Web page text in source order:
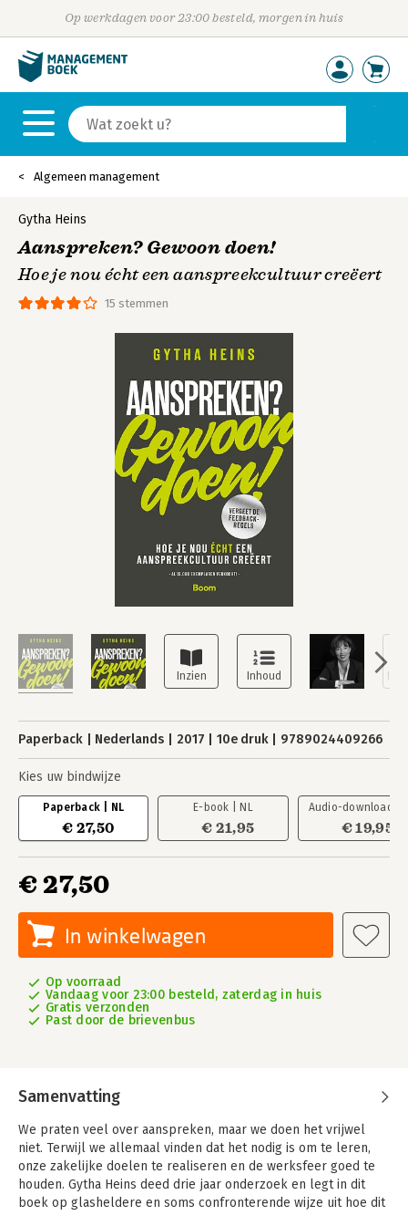
Op werkdagen voor 23:00 besteld, morgen in huis
Algemeen management
15 stemmen
Gytha Heins
Aanspreken? Gewoon doen!
Hoe je nou écht een aanspreekcultuur creëert
Paperback Nederlands 2017 10e druk 9789024409266
Kies uw bindwijze
Paperback | NL
€ 27,50
E-book | NL
€ 21,95
Audio-download |
€ 19,95
€ 27,50
In winkelwagen
Op voorraad
Vandaag voor 23:00 besteld, zaterdag in huis
Gratis verzonden
Past door de brievenbus
Samenvatting
We praten veel over aanspreken, maar we doen het vrijwel
niet. Terwijl we allemaal vinden dat het nodig is om te leren,
onze zakelijke doelen te realiseren en de werksfeer goed te
houden. Gytha Heins deed drie jaar onderzoek en legt in dit
boek op glasheldere en soms confronterende wijze uit hoe dit